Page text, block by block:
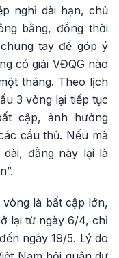
nghỉ dài hạn, chủ
bằng, đồng thời
tay để góp ý
có giải VĐQG nào
tháng. Theo lịch
3 vòng lại tiếp tục
cập, ảnh hưởng
cầu thủ. Nếu mà
đằng này lại là
là bất cập lớn,
lại từ ngày 6/4, chỉ
ngày 19/5. Lý do